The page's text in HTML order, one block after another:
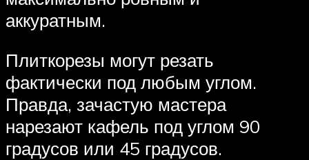
аккуратным.
Плиткорезы могут резать
фактически под любым углом.
Правда, зачастую мастера
нарезают кафель под углом 90
градусов или 45 градусов.